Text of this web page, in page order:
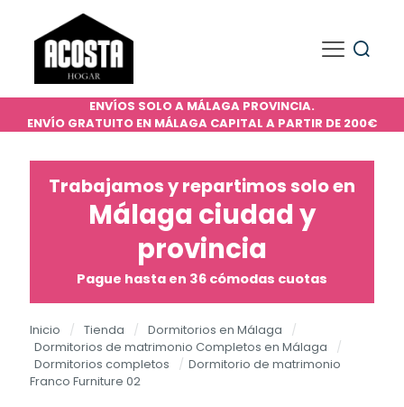
ENVÍOS SOLO A MÁLAGA PROVINCIA.
ENVÍO GRATUITO EN MÁLAGA CAPITAL A PARTIR DE 200€
Trabajamos y repartimos solo en
Málaga ciudad y
provincia
Pague hasta en 36 cómodas cuotas
Inicio / Tienda / Dormitorios en Málaga
/
Dormitorios de matrimonio Completos en Málaga
/
Dormitorios completos
/ Dormitorio de matrimonio
Franco Furniture 02